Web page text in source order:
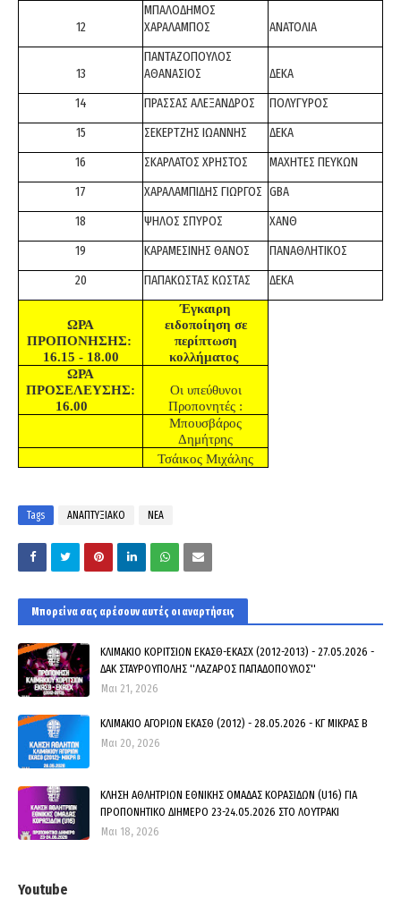
12
ΜΠΑΛΟΔΗΜΟΣ
ΧΑΡΑΛΑΜΠΟΣ
ΑΝΑΤΟΛΙΑ
13
ΠΑΝΤΑΖΟΠΟΥΛΟΣ
ΑΘΑΝΑΣΙΟΣ
ΔΕΚΑ
14
ΠΡΑΣΣΑΣ ΑΛΕΞΑΝΔΡΟΣ
ΠΟΛΥΓΥΡΟΣ
15
ΣΕΚΕΡΤΖΗΣ ΙΩΑΝΝΗΣ
ΔΕΚΑ
16
ΣΚΑΡΛΑΤΟΣ ΧΡΗΣΤΟΣ
ΜΑΧΗΤΕΣ ΠΕΥΚΩΝ
17
ΧΑΡΑΛΑΜΠΙΔΗΣ ΓΙΩΡΓΟΣ GBA
18
ΨΗΛΟΣ ΣΠΥΡΟΣ
ΧΑΝΘ
19
ΚΑΡΑΜΕΣΙΝΗΣ ΘΑΝΟΣ
ΠΑΝΑΘΛΗΤΙΚΟΣ
20
ΠΑΠΑΚΩΣΤΑΣ ΚΩΣΤΑΣ ΔΕΚΑ
ΩΡΑ
ΠΡΟΠΟΝΗΣΗΣ:
16.15 - 18.00
Έγκαιρη
ειδοποίηση σε
περίπτωση
κολλήματος
ΩΡΑ
ΠΡΟΣΕΛΕΥΣΗΣ:
16.00
Οι υπεύθυνοι
Προπονητές :
Μπουσβάρος
Δημήτρης
Τσάικος Μιχάλης
Tags ΑΝΑΠΤΥΞΙΑΚΟ ΝΕΑ
Μπορεί να σας αρέσουν αυτές οι αναρτήσεις
ΚΛΙΜΑΚΙΟ ΚΟΡΙΤΣΙΩΝ ΕΚΑΣΘ-ΕΚΑΣΧ (2012-2013) - 27.05.2026 -
ΔΑΚ ΣΤΑΥΡΟΥΠΟΛΗΣ ''ΛΑΖΑΡΟΣ ΠΑΠΑΔΟΠΟΥΛΟΣ''
Μαι 21, 2026
ΚΛΙΜΑΚΙΟ ΑΓΟΡΙΩΝ ΕΚΑΣΘ (2012) - 28.05.2026 - ΚΓ ΜΙΚΡΑΣ Β
Μαι 20, 2026
ΚΛΗΣΗ ΑΘΛΗΤΡΙΩΝ ΕΘΝΙΚΗΣ ΟΜΑΔΑΣ ΚΟΡΑΣΙΔΩΝ (U16) ΓΙΑ
ΠΡΟΠΟΝΗΤΙΚΟ ΔΙΗΜΕΡΟ 23-24.05.2026 ΣΤΟ ΛΟΥΤΡΑΚΙ
Μαι 18, 2026
Youtube